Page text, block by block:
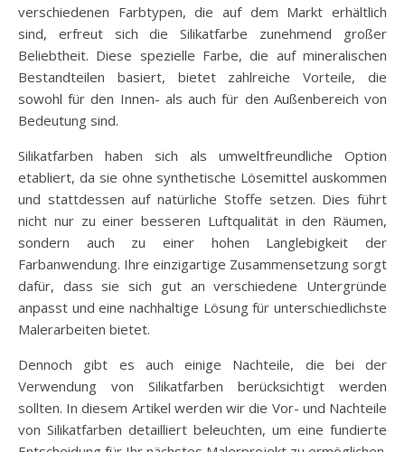
verschiedenen Farbtypen, die auf dem Markt erhältlich
sind, erfreut sich die Silikatfarbe zunehmend großer
Beliebtheit. Diese spezielle Farbe, die auf mineralischen
Bestandteilen basiert, bietet zahlreiche Vorteile, die
sowohl für den Innen- als auch für den Außenbereich von
Bedeutung sind.
Silikatfarben haben sich als umweltfreundliche Option
etabliert, da sie ohne synthetische Lösemittel auskommen
und stattdessen auf natürliche Stoffe setzen. Dies führt
nicht nur zu einer besseren Luftqualität in den Räumen,
sondern auch zu einer hohen Langlebigkeit der
Farbanwendung. Ihre einzigartige Zusammensetzung sorgt
dafür, dass sie sich gut an verschiedene Untergründe
anpasst und eine nachhaltige Lösung für unterschiedlichste
Malerarbeiten bietet.
Dennoch gibt es auch einige Nachteile, die bei der
Verwendung von Silikatfarben berücksichtigt werden
sollten. In diesem Artikel werden wir die Vor- und Nachteile
von Silikatfarben detailliert beleuchten, um eine fundierte